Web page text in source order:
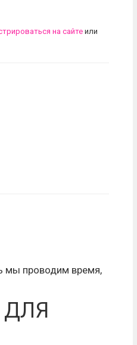
на сайтеили
мы проводим время,
ДЛЯ